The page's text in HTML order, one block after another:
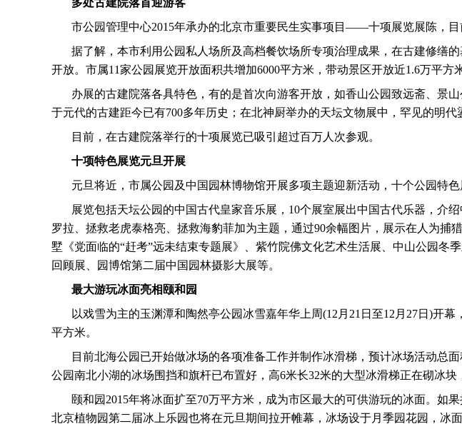
多处古建院落首迎游客
市公园管理中心2015年承办的北京市重要民生实事项目——十项展览展陈，目
据了解，本市利用公园私人场所及高档餐饮场所专项治理成果，在古建修缮
开放。市属11家公园展览开放面积共增加6000平方米，带动景区开放近1.6万平方
办展的古建院落各具特色，有的是首次向游客开放，如香山公园致远斋、景
于元代的古建距今已有700多年历史；在北神厨举办的天坛文物展中，罕见的明代
目前，在古建院落举行的十项展览已吸引超过百万人次参观。
十项特色展览元旦开展
元旦将近，市属公园及中国园林博物馆开展多项主题迎新活动，十个公园特色
展览包括天坛公园的中国古代皇家音乐展， 10个展室展出中国古代乐器，介
罗拉、拯救老虎泰格亮、拯救海豹菲加为主题，通过90余幅图片，展示在人为捕
墅《党面临的“赶考”远未结束专题展》、紫竹院佛文化艺术生活展、中山公园冬
回顾展、园博馆第二届中国园林摄影大展等。
最大游玩冰面亮相颐和园
以戏雪为主的玉渊潭和陶然亭公园冰雪嘉年华上周(12 月 21 日至12 月 27日 )开幕
平方米。
目前北海公园已开始做冰场的各项准备工作并制作冰滑梯，预计冰场活动总面
公园南北小湖的冰场围挡和旗杆已布置好，高6米长32米的大型冰滑梯正在砌冰块
颐和园 2015年将冰面扩至70万平方米，成为市区最大的可供游玩的冰面。如
北京植物园第二届冰上乐园也将在元旦期间拉开帷幕，冰场设于月季园花园，冰